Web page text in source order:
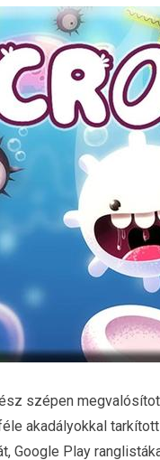
szépen
akadályokkal
Google Play